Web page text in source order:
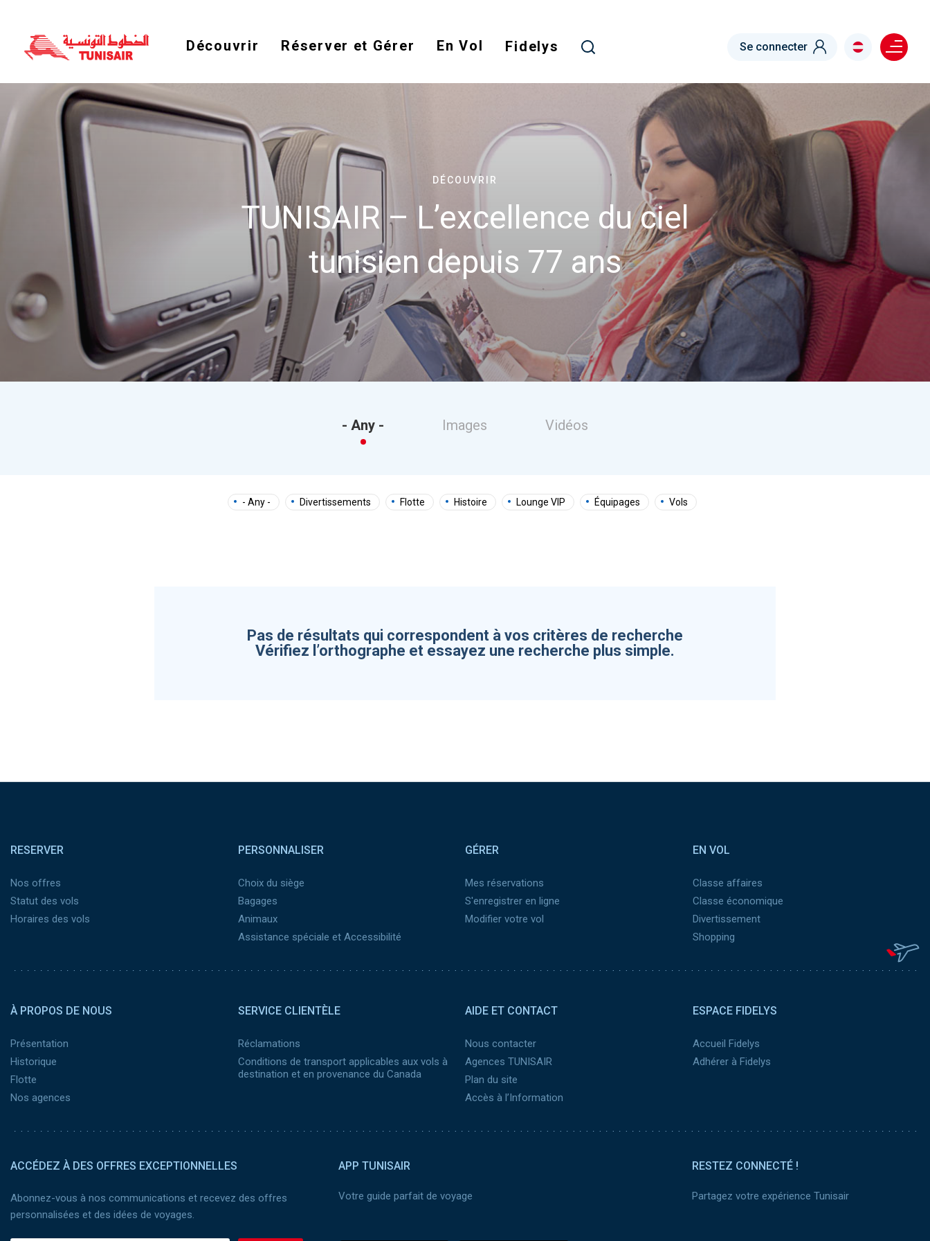
main
Découvrir Réserver et Gérer En Vol Fidelys Se connecter Menu right
DÉCOUVRIR
TUNISAIR – L’excellence du ciel
tunisien depuis 77 ans
- Any - Images Vidéos
- Any - Divertissements Flotte Histoire Lounge VIP Équipages Vols
Pas de résultats qui correspondent à vos critères de recherche
Vérifiez l’orthographe et essayez une recherche plus simple.
RESERVER
Nos offres
Statut des vols
Horaires des vols
PERSONNALISER
Choix du siège
Bagages
Animaux
Assistance spéciale et Accessibilité
GÉRER
Mes réservations
S'enregistrer en ligne
Modifier votre vol
EN VOL
Classe affaires
Classe économique
Divertissement
Shopping
À PROPOS DE NOUS
Présentation
Historique
Flotte
Nos agences
SERVICE CLIENTÈLE
Réclamations
Conditions de transport applicables aux vols à
destination et en provenance du Canada
AIDE ET CONTACT
Nous contacter
Agences TUNISAIR
Plan du site
Accès à l’Information
ESPACE FIDELYS
Accueil Fidelys
Adhérer à Fidelys
ACCÉDEZ À DES OFFRES EXCEPTIONNELLES
Abonnez-vous à nos communications et recevez des offres
personnalisées et des idées de voyages.
APP TUNISAIR
Votre guide parfait de voyage
RESTEZ CONNECTÉ !
Partagez votre expérience Tunisair